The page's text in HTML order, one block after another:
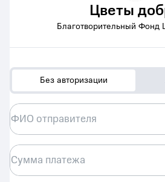
Цветы
Благотворительный Фонд
Без авторизации
ФИО отправителя
Сумма платежа